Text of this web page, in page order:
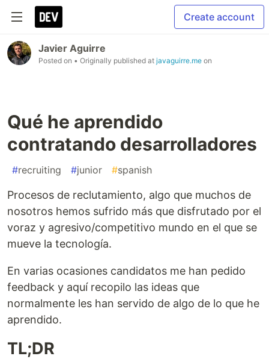
Create account
Javier Aguirre
Posted on • Originally published at javaguirre.me on
Qué he aprendido
contratando desarrolladores
#recruiting #junior #spanish
Procesos de reclutamiento, algo que muchos de
nosotros hemos sufrido más que disfrutado por el
voraz y agresivo/competitivo mundo en el que se
mueve la tecnología.
En varias ocasiones candidatos me han pedido
feedback y aquí recopilo las ideas que
normalmente les han servido de algo de lo que he
aprendido.
TL;DR